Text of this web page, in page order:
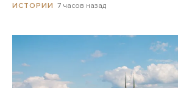
ИСТОРИИ 7 часов назад